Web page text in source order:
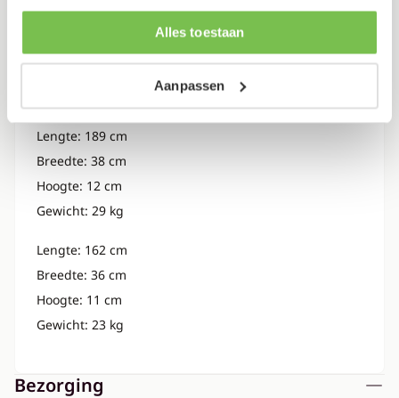
informatie die je aan ze hebt verstrekt of die ze hebben
verzameld op basis van je gebruik van hun services.
Alles toestaan
Aanpassen
Lengte: 189 cm
Breedte: 38 cm
Hoogte: 12 cm
Gewicht: 29 kg
Lengte: 162 cm
Breedte: 36 cm
Hoogte: 11 cm
Gewicht: 23 kg
Bezorging